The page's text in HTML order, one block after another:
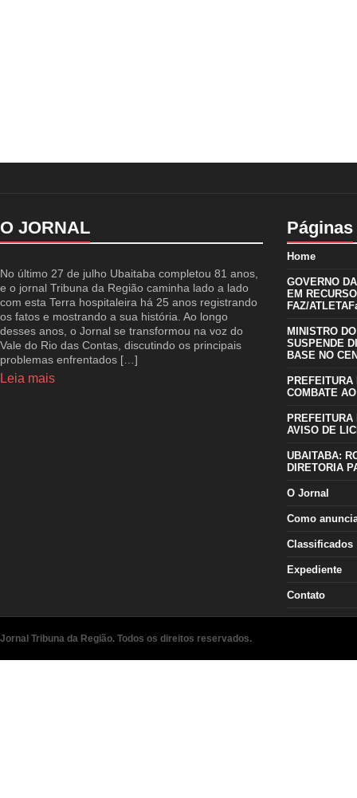
O JORNAL
No último 27 de julho Ubaitaba completou 81 anos,
e o jornal Tribuna da Região caminha lado a lado
com esta Terra hospitaleira há 25 anos registrando
os fatos e mostrando a sua história. Ao longo
desses anos, o Jornal se transformou na voz do
Vale do Rio das Contas, discutindo os principais
problemas enfrentados […]
Leia mais
Páginas
Home
GOVERNO
EM
FAZ/
MINISTRO
SUSPENDE
BASE NO
COMBATE
AVISO DE
UBAITABA:
DIRETORIA
O Jornal
Como
Classificados
Expediente
Contato
Jornal Tribuna da Região. Todos os direitos reservados.